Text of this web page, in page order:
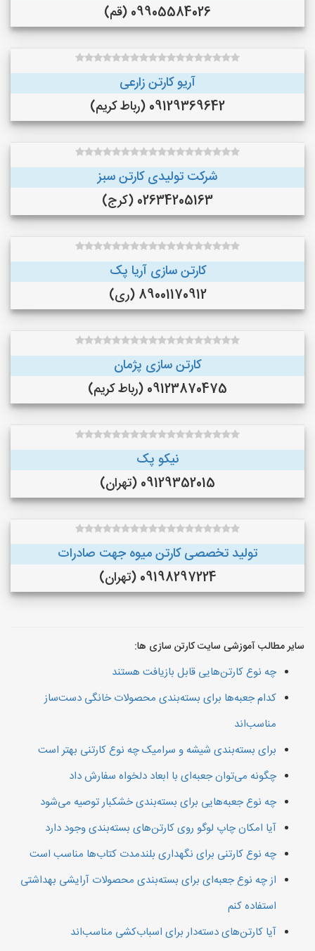
09905584026 (قم)
آریو کارتن زارعی
09129369642 (رباط کریم)
شرکت تولیدی کارتن سبز
02634205163 (کرج)
کارتن سازی آریا پک
89001170912 (ری)
کارتن سازی پژمان
09123870475 (رباط کریم)
نیکو پک
09129352015 (تهران)
تولید تخصصی کارتن میوه جهت صادرات
09198297224 (تهران)
سایر مطالب آموزشی سایت کارتن سازی ها:
چه نوع کارتن‌هایی قابل بازیافت هستند
کدام جعبه‌ها برای بسته‌بندی محصولات خانگی دست‌ساز
مناسب‌اند
برای بسته‌بندی شیشه و سرامیک چه نوع کارتنی بهتر است
چگونه می‌توان جعبه‌ای با ابعاد دلخواه سفارش داد
چه نوع جعبه‌هایی برای بسته‌بندی خشکبار توصیه می‌شود
آیا امکان چاپ لوگو روی کارتن‌های بسته‌بندی وجود دارد
چه نوع کارتنی برای نگهداری بلندمدت کتاب‌ها مناسب است
از چه نوع جعبه‌ای برای بسته‌بندی محصولات آرایشی بهداشتی
استفاده کنم
آیا کارتن‌های دسته‌دار برای اسباب‌کشی مناسب‌اند